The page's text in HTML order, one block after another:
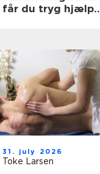
får du tryg hjælp i
31. july 2026
Toke Larsen